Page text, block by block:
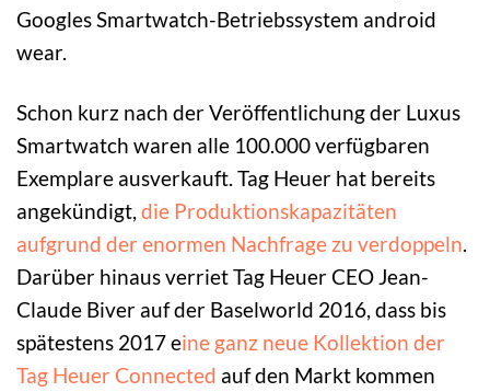
Googles Smartwatch-Betriebssystem android
wear.
Schon kurz nach der Veröffentlichung der Luxus
Smartwatch waren alle 100.000 verfügbaren
Exemplare ausverkauft. Tag Heuer hat bereits
angekündigt, die Produktionskapazitäten
aufgrund der enormen Nachfrage zu verdoppeln
Darüber hinaus verriet Tag Heuer CEO Jean-
Claude Biver auf der Baselworld 2016, dass bis
spätestens 2017 eine ganz neue Kollektion der
Tag Heuer Connected auf den Markt kommen